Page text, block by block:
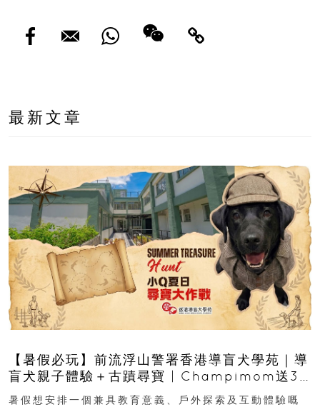
最新文章
【暑假必玩】前流浮山警署香港導盲犬學苑｜導
盲犬親子體驗＋古蹟尋寶 | Champimom送3
組免費名額
暑假想安排一個兼具教育意義、戶外探索及互動體驗嘅